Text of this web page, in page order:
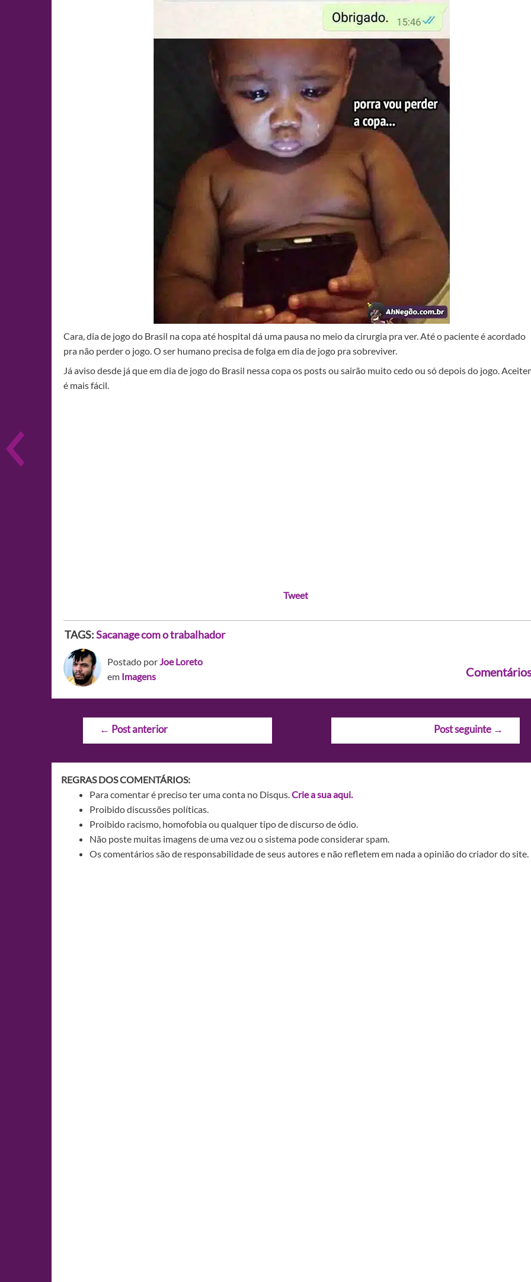
Cara, dia de jogo do Brasil na copa até hospital dá uma pausa no meio da cirurgia pra ver. Até o paciente é acordado
pra não perder o jogo. O ser humano precisa de folga em dia de jogo pra sobreviver.
Já aviso desde já que em dia de jogo do Brasil nessa copa os posts ou sairão muito cedo ou só depois do jogo.
é mais fácil.
Tweet
TAGS:Sacanage com o trabalhador
Postado porJoe Loreto
em Imagens
Navegação
← Post anterior Post seguinte →
REGRAS DOS COMENTÁRIOS:
Para comentar é preciso ter uma conta no Disqus.Crie a sua aqui.
Proibido discussões políticas.
Proibido racismo, homofobia ou qualquer tipo de discurso de ódio.
Não poste muitas imagens de uma vez ou o sistema pode considerar spam.
Os comentários são de responsabilidade de seus autores e não refletem em nada a opinião do criador do site.